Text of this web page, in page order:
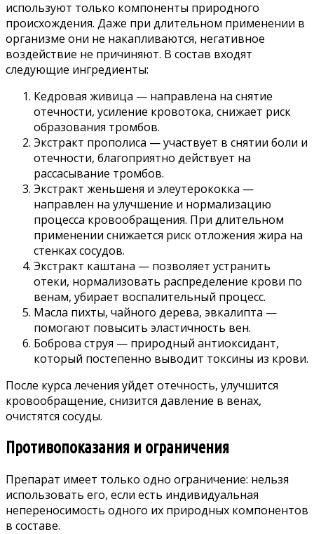
используют только компоненты природного
происхождения. Даже при длительном применении в
организме они не накапливаются, негативное
воздействие не причиняют. В состав входят
следующие ингредиенты:
Кедровая живица — направлена на снятие
отечности, усиление кровотока, снижает риск
образования тромбов.
Экстракт прополиса — участвует в снятии боли и
отечности, благоприятно действует на
рассасывание тромбов.
Экстракт женьшеня и элеутерококка —
направлен на улучшение и нормализацию
процесса кровообращения. При длительном
применении снижается риск отложения жира на
стенках сосудов.
Экстракт каштана — позволяет устранить
отеки, нормализовать распределение крови по
венам, убирает воспалительный процесс.
Масла пихты, чайного дерева, эвкалипта —
помогают повысить эластичность вен.
Боброва струя — природный антиоксидант,
который постепенно выводит токсины из крови.
После курса лечения уйдет отечность, улучшится
кровообращение, снизится давление в венах,
очистятся сосуды.
Противопоказания и ограничения
Препарат имеет только одно ограничение: нельзя
использовать его, если есть индивидуальная
непереносимость одного их природных компонентов
в составе.